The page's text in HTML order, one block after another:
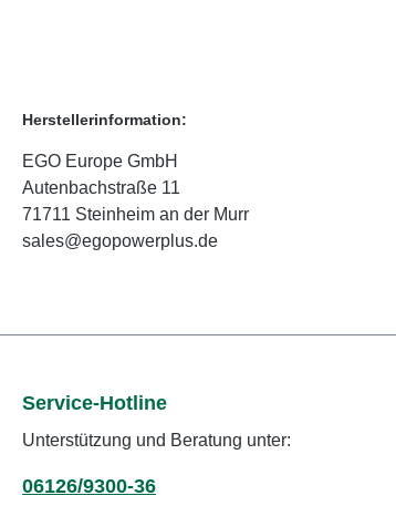
Herstellerinformation:
EGO Europe GmbH
Autenbachstraße 11
71711 Steinheim an der Murr
sales@egopowerplus.de
Service-Hotline
Unterstützung und Beratung unter:
06126/9300-36